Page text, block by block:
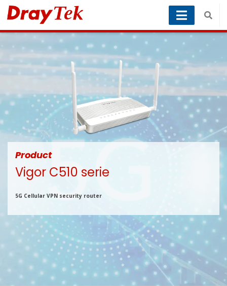
Product
Vigor C510 serie
5G Cellular VPN security router